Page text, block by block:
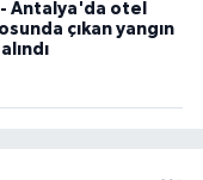
- Antalya'da otel
çıkan yangın